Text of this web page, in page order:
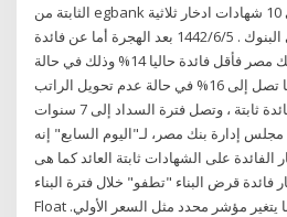
الثابتة من egbank الأحد 10 يناير 2021 . أعلى 10 شهادات ادخار ثلاثية
ثابتة بعائد نصف سنوي في البنوك . 5‏‏/6‏‏/1442 بعد الهجرة أما عن فائدة
القرض الشخصي في بنك مصر فأقل فائدة حاليا 14% وذلك في حالة
تحويل الراتب إلى البنك ، بينما تصل إلى 16% في حالة عدم تحويل الراتب
إدارة بنك مصر، لـ"اليوم السابع" إنه
الفائدة على الشهادات ثابتة العائد كما هى
فائدة قرض البناء "تطفو" خلال فترة البناء.
Float يعني أن السعر سيتغير عندما يتغير مؤشر محدد مثل السعر الأولي.